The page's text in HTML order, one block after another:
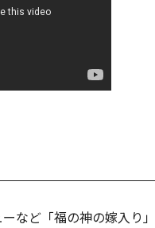
など「福の神の嫁入り